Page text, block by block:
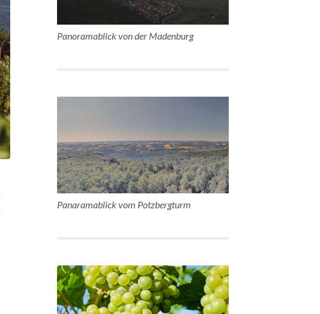
Panoramablick von der Madenburg
Panaramablick vom Potzbergturm